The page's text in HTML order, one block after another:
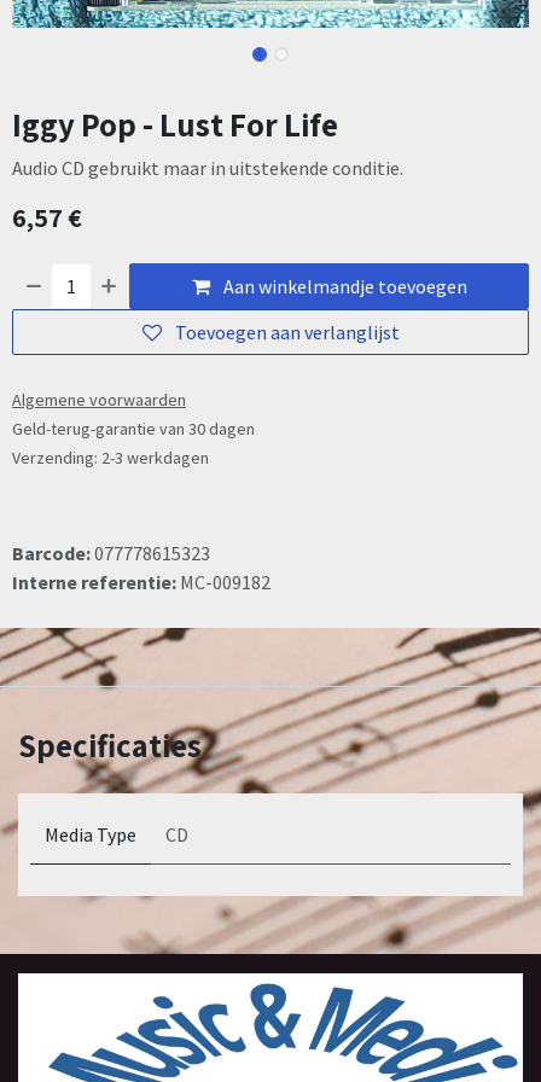
Iggy Pop - Lust For Life
Audio CD gebruikt maar in uitstekende conditie.
6,57€
Aan winkelmandje toevoegen
Toevoegen aan verlanglijst
Algemene voorwaarden
Geld-terug-garantie van 30 dagen
Verzending: 2-3 werkdagen
Barcode:077778615323
Interne referentie: MC-009182
Specificaties
Media Type CD